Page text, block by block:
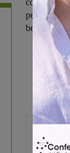
con il
percorso
benessere